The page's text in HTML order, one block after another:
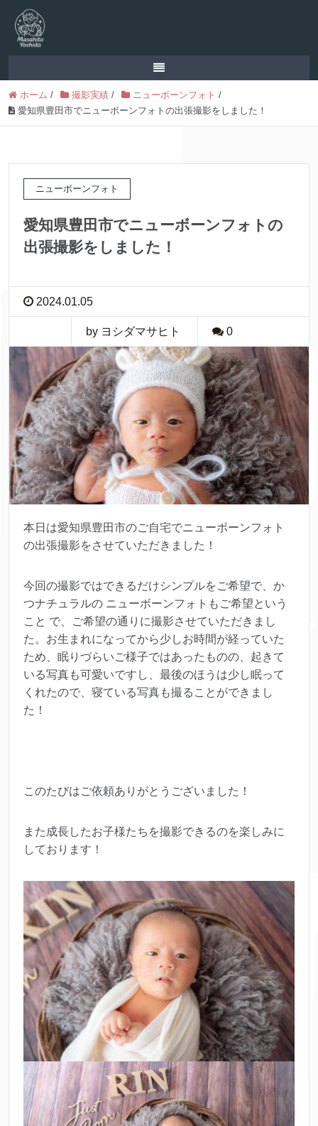
ホーム / 撮影実績 / ニューボーンフォト /
愛知県豊田市でニューボーンフォトの出張撮影をしました！
ニューボーンフォト
愛知県豊田市でニューボーンフォトの
出張撮影をしました！
2024.01.05
by ヨシダマサヒト 0
本日は愛知県豊田市のご自宅でニューボーンフォト
の出張撮影をさせていただきました！
今回の撮影ではできるだけシンプルをご希望で、か
つナチュラルの ニューボーンフォトもご希望という
こと で、ご希望の通りに撮影させていただきまし
た。お生まれになってから少しお時間が経っていた
ため、眠りづらいご様子ではあったものの、起きて
いる写真も可愛いですし、最後のほうは少し眠って
くれたので、寝ている写真も撮ることができまし
た！
このたびはご依頼ありがとうございました！
また成長したお子様たちを撮影できるのを楽しみに
しております！